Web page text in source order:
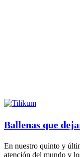
Ballenas que
En nuestro quinto y
atención del mundo y